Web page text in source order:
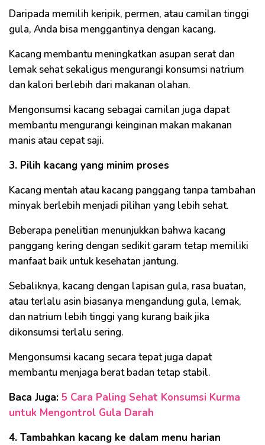
Daripada memilih keripik, permen, atau camilan tinggi
gula, Anda bisa menggantinya dengan kacang.
Kacang membantu meningkatkan asupan serat dan
lemak sehat sekaligus mengurangi konsumsi natrium
dan kalori berlebih dari makanan olahan.
Mengonsumsi kacang sebagai camilan juga dapat
membantu mengurangi keinginan makan makanan
manis atau cepat saji.
3. Pilih kacang yang minim proses
Kacang mentah atau kacang panggang tanpa tambahan
minyak berlebih menjadi pilihan yang lebih sehat.
Beberapa penelitian menunjukkan bahwa kacang
panggang kering dengan sedikit garam tetap memiliki
manfaat baik untuk kesehatan jantung.
Sebaliknya, kacang dengan lapisan gula, rasa buatan,
atau terlalu asin biasanya mengandung gula, lemak,
dan natrium lebih tinggi yang kurang baik jika
dikonsumsi terlalu sering.
Mengonsumsi kacang secara tepat juga dapat
membantu menjaga berat badan tetap stabil.
Baca Juga: 5 Cara Paling Sehat Konsumsi Kurma
untuk Mengontrol Gula Darah
4. Tambahkan kacang ke dalam menu harian